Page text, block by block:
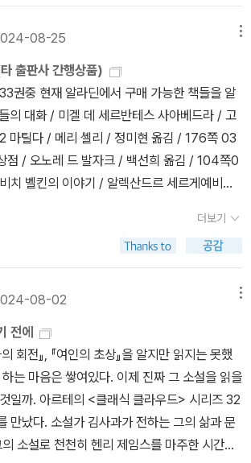
생각은 정신줄을 놓지 말라는 의미 같기도 하
나사 -p.183를 자주 죄야 할 것만 같다고나
해석이 가능하다 보니 번역가마다 원문을 해
있어 보였다. 민음사 외 출판사의 책을 읽었던
더 풍성해졌다. 원문에서 어쩜 그리도 다양한
까. 그리하여 나사의 회전은 독서모임용으로도
오르고 그리움으로 다가온다.지금은 어린이가
세월을 보낸 탓인지이젠 귀신보다 사람이 무
건 아니지만, 살면서 나름 많은 일들을 겪다 보
히 험난한 세상의 모습을 뉴스에서 비춰주면
서운건 눈에 안 보이는 귀신보다 눈에 버젓이
는 사람들인것 같다.얼마전 살아있는 동물의
을 보고 난 뒤로는 더욱더무서움이 짙어져 버렸
러면서도 나는 여전히 사람이 좋다.화면속 그
고 좋은 사람들이 더 많기 때문에..아직은 사람
지도.중단편(<데이지 밀러>와 <나사의 회전>
보스턴 사람들(1
>(1904)
08-25
출판사 간행상품)
권중 현재 알라딘에서 구매 가능한 책들을 알
의 대화 / 미겔 데 세르반테스 사아베드라 / 고
마틸다 / 메리 셸리 / 정미현 옮김 / 176쪽 03
점 / 오노레 드 발자크 / 백선희 옮김 / 104쪽0
치 벨킨의 이야기 / 알렉산드르 세르게예비치
두 이반의 싸움 / 니콜라이 바실리예비치 고
07 첫사랑 / 이반 세르게예비치 투르게네프
08 벗겨진 베일 / 조지 엘리엇 / 김율희 옮김 /
수기 / 표도르 미하일로비치 도스토옙스키 /
악마 / 레프 니콜라예비치 톨스토이 / 이나미
버그를 부패시킨 남자 / 마크 트웨인 / 김율희
회전 / 헨리 제임스 / 이재경 옮김 / 224쪽13
이봉지 옮김 / 240쪽14 비곗덩어리 / 기 드 모
80쪽15 지킬 박사와 하이드 씨의 기묘한 사건 /
슨 / 박유진 옮김 / 136쪽16 결투 / 조지프 콘
168쪽17 결투 / 안톤 파블로비치 체호프 / 조준
더보기
08-02
전에
회전』, 『여인의 초상』을 알지만 읽지는 못했
는 마음은 쌓여있다. 이제 진짜 그 소설을 읽을
일까. 아르테의 <클래식 클라우드> 시리즈 32
만났다. 소설가 김사과가 전하는 그의 삶과 문
소설로 천천히 헨리 제임스를 마주한 시간이